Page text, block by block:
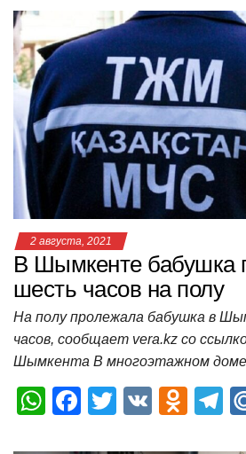
s
A
p
p
e
b
o
o
k
tt
er
n
o
kl
a
ss
ni
ki
e
a
m
2 августа, 2021
В Шымкенте бабушка
шесть часов на полу
На полу пролежала бабушка в
часов, сообщает vera.kz со
Шымкента В многоэтажном
W
F
T
V
O
T